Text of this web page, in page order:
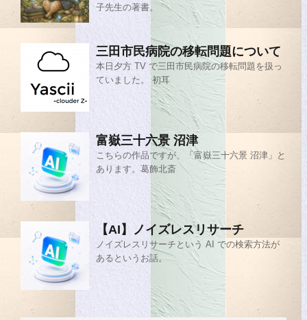
子先生の著書。
三田市民病院の移転問題について
本日夕方 TV で三田市民病院の移転問題を扱っ
ていました。 初耳
富嶽三十六景 沼津
こちらの作品ですが、「富嶽三十六景 沼津」と
あります。葛飾北斎
【AI】ノイズレスリサーチ
ノイズレスリサーチという AI での検索方法が
あるというお話。